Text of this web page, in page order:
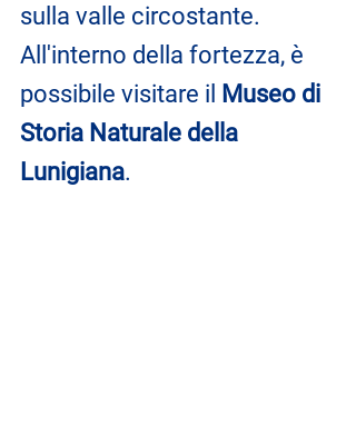
sulla valle circostante.
All'interno della fortezza, è
possibile visitare il Museo di
Storia Naturale della
Lunigiana.